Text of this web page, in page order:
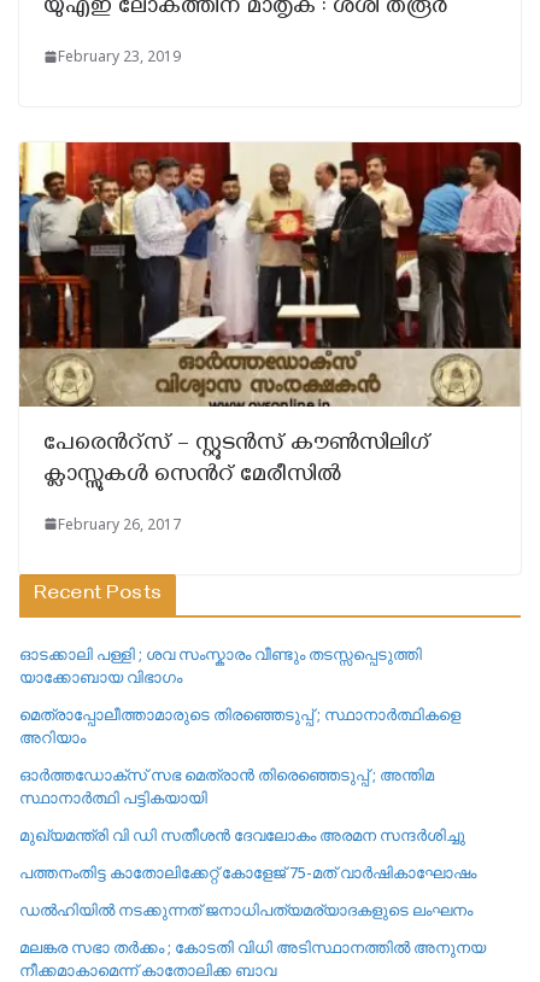
യുഎഇ ലോകത്തിന് മാതൃക : ശശി തരൂർ
February 23, 2019
പേരെൻറ്സ് – സ്റ്റുടന്‍സ് കൗണ്‍സിലിഗ്
ക്ലാസ്സുകള്‍ സെൻറ് മേരീസില്‍
February 26, 2017
Recent Posts
ഓടക്കാലി പള്ളി ; ശവ സംസ്കാരം വീണ്ടും തടസ്സപ്പെടുത്തി
യാക്കോബായ വിഭാഗം
മെത്രാപ്പോലീത്താമാരുടെ തിരഞ്ഞെടുപ്പ് ; സ്ഥാനാർത്ഥികളെ
അറിയാം
ഓർത്തഡോക്സ് സഭ മെത്രാൻ തിരെഞ്ഞെടുപ്പ് ; അന്തിമ
സ്ഥാനാർത്ഥി പട്ടികയായി
മുഖ്യമന്ത്രി വി ഡി സതീശൻ ദേവലോകം അരമന സന്ദർശിച്ചു
പത്തനംതിട്ട കാതോലിക്കേറ്റ്‌ കോളേജ്‌ 75-മത് വാർഷികാഘോഷം
ഡൽഹിയിൽ നടക്കുന്നത് ജനാധിപത്യമര്യാദകളുടെ ലംഘനം
മലങ്കര സഭാ തർക്കം ; കോടതി വിധി അടിസ്ഥാനത്തിൽ അനുനയ
നീക്കമാകാമെന്ന് കാതോലിക്ക ബാവ